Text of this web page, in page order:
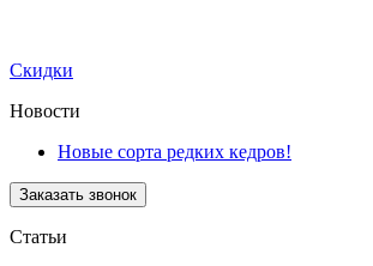
Скидки
Новости
Новые сорта редких кедров!
Статьи